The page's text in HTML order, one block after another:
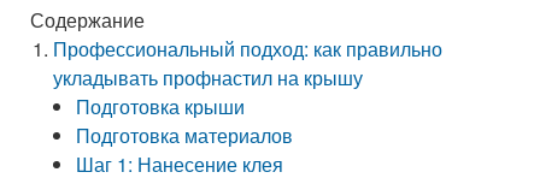
Содержание
Профессиональный подход: как правильно
укладывать профнастил на крышу
Подготовка крыши
Подготовка материалов
Шаг 1: Нанесение клея